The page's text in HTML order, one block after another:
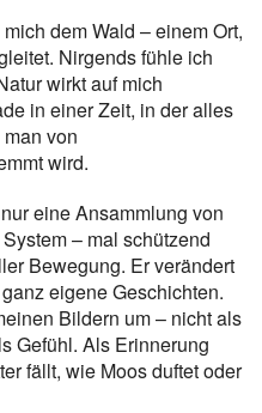
dem Wald – einem Ort,
Nirgends fühle ich
wirkt auf mich
in einer Zeit, in der alles
von
wird.
eine Ansammlung von
– mal schützend
Bewegung. Er verändert
eigene Geschichten.
Bildern um – nicht als
Gefühl. Als Erinnerung
fällt, wie Moos duftet oder